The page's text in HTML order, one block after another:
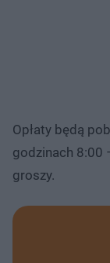
Opłaty będą
godzinach 8:00
groszy.